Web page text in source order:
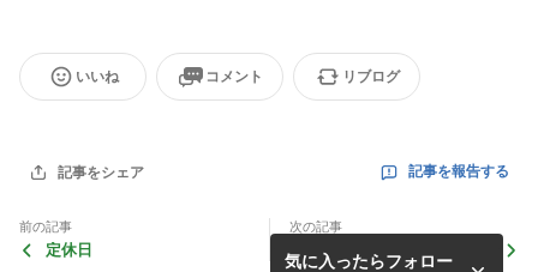
いいね コメント リブログ
記事をシェア 記事を報告する
前の記事
定休日
次の記事
気に入ったらフォロー